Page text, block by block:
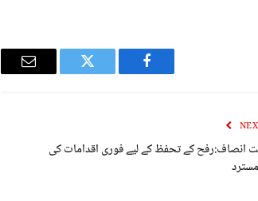
Facebook
Twitter
Email
انصاف:رفح کے تحفظ کے لیے فوری اقدامات کی